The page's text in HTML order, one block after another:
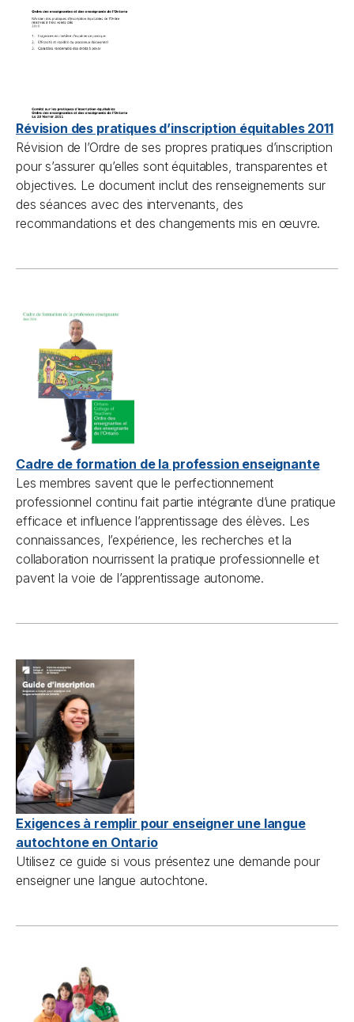
Révision des pratiques d’inscription équitables 2011
Révision de l’Ordre de ses propres pratiques d’inscription
pour s’assurer qu’elles sont équitables, transparentes et
objectives. Le document inclut des renseignements sur
des séances avec des intervenants, des
recommandations et des changements mis en œuvre.
Cadre de formation de la profession enseignante
Les membres savent que le perfectionnement
professionnel continu fait partie intégrante d’une pratique
efficace et influence l’apprentissage des élèves. Les
connaissances, l’expérience, les recherches et la
collaboration nourrissent la pratique professionnelle et
pavent la voie de l’apprentissage autonome.
Exigences à remplir pour enseigner une langue
autochtone en Ontario
Utilisez ce guide si vous présentez une demande pour
enseigner une langue autochtone.